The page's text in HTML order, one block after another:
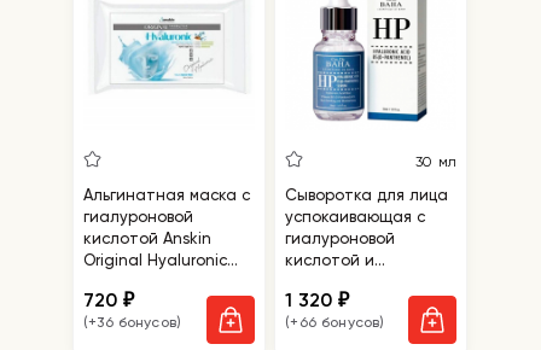
Альгинатная маска с
гиалуроновой
кислотой Anskin
Original Hyaluronic
720₽
(+36 бонусов)
30 мл
Сыворотка для лица
успокаивающая с
гиалуроновой
кислотой и
BAHA Hyaluronic Acid
B5 D-Panthenol Serum
1 320₽
(+66 бонусов)